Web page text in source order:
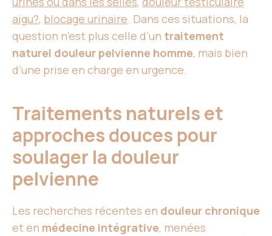
aigu?, blocage urinaire. Dans ces situations, la
question n’est plus celle d’un traitement
naturel douleur pelvienne homme, mais bien
d’une prise en charge en urgence.
Traitements naturels et
approches douces pour
soulager la douleur
pelvienne
Les recherches récentes en douleur chronique
et en médecine intégrative, menées